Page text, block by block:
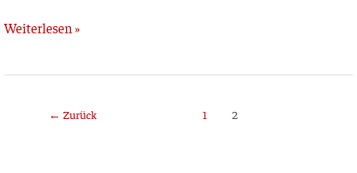
Weiterlesen »
← Zurück 1 2